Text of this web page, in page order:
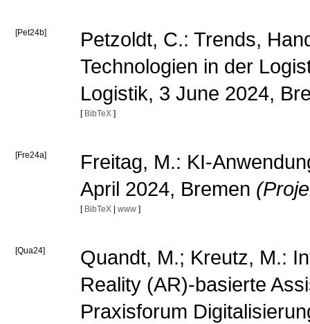
[Pet24b]
Petzoldt, C.: Trends,
Technologien in der
Logistik, 3 June 2024,
[ BibTeX ]
[Fre24a]
Freitag, M.: KI-
April 2024, Bremen
[ BibTeX| www ]
[Qua24]
Quandt, M.; Kreutz, M.:
Reality (AR)-basierte
Praxisforum